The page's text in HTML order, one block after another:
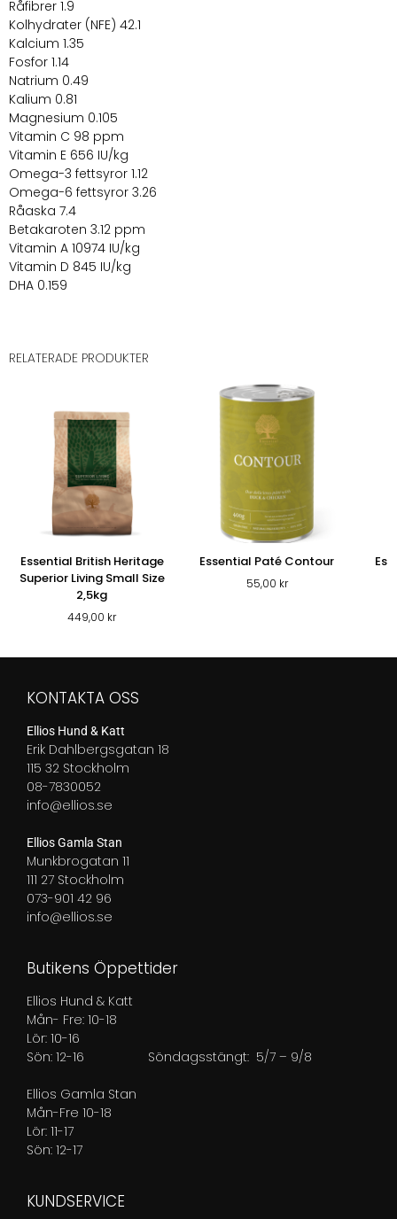
Råfibrer 1.9
Kolhydrater (NFE) 42.1
Kalcium 1.35
Fosfor 1.14
Natrium 0.49
Kalium 0.81
Magnesium 0.105
Vitamin C 98 ppm
Vitamin E 656 IU/kg
Omega-3 fettsyror 1.12
Omega-6 fettsyror 3.26
Råaska 7.4
Betakaroten 3.12 ppm
Vitamin A 10974 IU/kg
Vitamin D 845 IU/kg
DHA 0.159
RELATERADE PRODUKTER
Essential British Heritage
Superior Living Small Size
2,5kg
449,00 kr
Essential Paté Contour
55,00 kr
KONTAKTA OSS
Ellios Hund & Katt
Erik Dahlbergsgatan 18
115 32 Stockholm
08-7830052
info@ellios.se
Ellios Gamla Stan
Munkbrogatan 11
111 27 Stockholm
073-901 42 96
info@ellios.se
Butikens Öppettider
Ellios Hund & Katt
Mån- Fre: 10-18
Lör: 10-16
Sön: 12-16 Söndagsstängt: 5/7 – 9/8
Ellios Gamla Stan
Mån-Fre 10-18
Lör: 11-17
Sön: 12-17
KUNDSERVICE